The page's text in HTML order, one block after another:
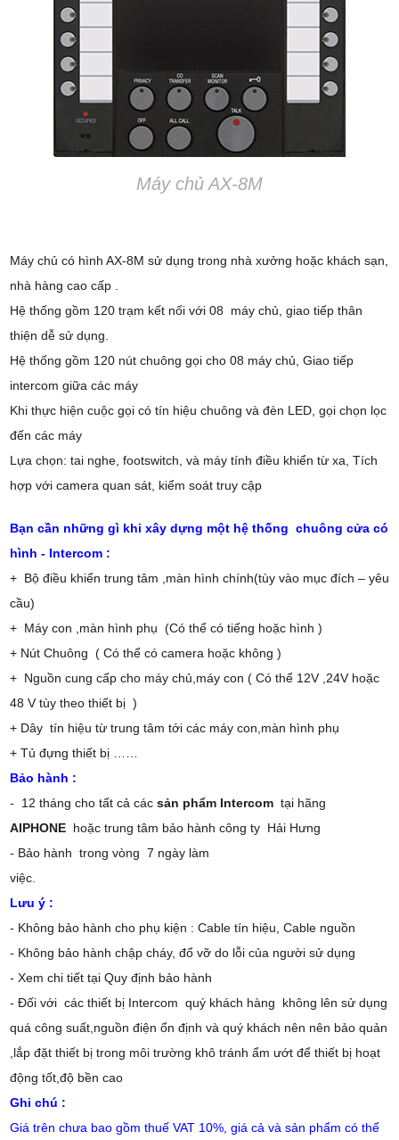
Máy chủ AX-8M
Máy chủ có hình AX-8M sử dụng trong nhà xưởng hoặc khách sạn,
nhà hàng cao cấp .
Hệ thống gồm 120 trạm kết nối với 08 máy chủ, giao tiếp thân
thiện dễ sử dụng.
Hệ thống gồm 120 nút chuông gọi cho 08 máy chủ, Giao tiếp
intercom giữa các máy
Khi thực hiện cuộc gọi có tín hiệu chuông và đèn LED, gọi chọn lọc
đến các máy
Lựa chọn: tai nghe, footswitch, và máy tính điều khiển từ xa, Tích
hợp với camera quan sát, kiểm soát truy cập
Bạn cần những gì khi xây dựng một hệ thống chuông cửa có
hình - Intercom :
+ Bộ điều khiển trung tâm ,màn hình chính(tùy vào mục đích – yêu
cầu)
+ Máy con ,màn hình phụ (Có thể có tiếng hoặc hình )
+ Nút Chuông ( Có thể có camera hoặc không )
+ Nguồn cung cấp cho máy chủ,máy con ( Có thể 12V ,24V hoặc
48 V tùy theo thiết bị )
+ Dây tín hiệu từ trung tâm tới các máy con,màn hình phụ
+ Tủ đựng thiết bị ……
Bảo hành :
- 12 tháng cho tất cả các sản phẩm Intercomtại hãng
AIPHONE hoặc trung tâm bảo hành công ty Hải Hưng
- Bảo hành trong vòng 7 ngày làm
việc.
Lưu ý :
- Không bảo hành cho phụ kiện : Cable tín hiệu, Cable nguồn
- Không bảo hành chập cháy, đổ vỡ do lỗi của người sử dụng
- Xem chi tiết tại Quy định bảo hành
- Đối với các thiết bị Intercom quý khách hàng không lên sử dụng
quá công suất,nguồn điện ổn định và quý khách nên nên bảo quản
,lắp đặt thiết bị trong môi trường khô tránh ẩm ướt để thiết bị hoạt
động tốt,độ bền cao
Ghi chú :
Giá trên chưa bao gồm thuế VAT 10%, giá cả và sản phẩm có thể